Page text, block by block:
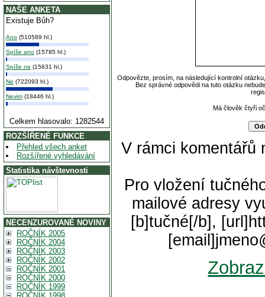
NAŠE ANKETA
Existuje Bůh?
Ano (510589 hl.)
Spíše ano (15785 hl.)
Spíše ne (15631 hl.)
Ne (722093 hl.)
Nevim (18446 hl.)
Celkem hlasovalo: 1282544
ROZŠÍŘENÉ FUNKCE
Přehled všech anket
Rozšířené vyhledávání
Statistika návštevnosti
NECENZUROVANÉ NOVINY
ROČNÍK 2005
ROČNÍK 2004
ROČNÍK 2003
ROČNÍK 2002
ROČNÍK 2001
ROČNÍK 2000
ROČNÍK 1999
Odpovězte, prosím, na následující kontrolní
Bez správné odpovědi na tuto otázku
Má člověk čtyři
V rámci komentářů
Pro vložení
mailové adresy
[b]tučné[/b],